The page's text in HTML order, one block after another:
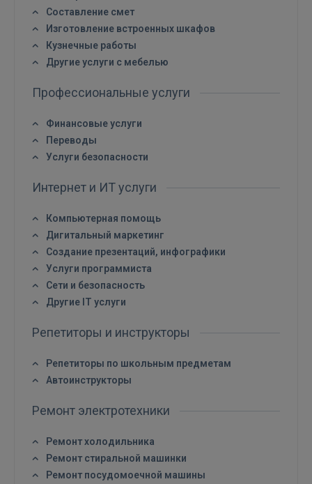
ВОЙТИ
Забыли пароль?
 Sign in with Apple
Ещё не зарегистрированы?
РЕГИСТРАЦИЯ
Составление смет
Изготовление встроенных шкафов
Кузнечные работы
Другие услуги с мебелью
Профессиональные услуги
Финансовые услуги
Переводы
Услуги безопасности
Интернет и ИТ услуги
Компьютерная помощь
Дигитальный маркетинг
Создание презентаций, инфографики
Услуги программиста
Сети и безопасность
Другие IT услуги
Репетиторы и инструкторы
Репетиторы по школьным предметам
Автоинструкторы
Ремонт электротехники
Ремонт холодильника
Ремонт стиральной машинки
Ремонт посудомоечной машины